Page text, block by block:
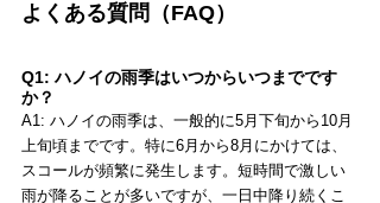
よくある質問（FAQ）
Q1: ハノイの雨季はいつからいつまでです
か？
A1: ハノイの雨季は、一般的に5月下旬から10月
上旬頃までです。特に6月から8月にかけては、
スコールが頻繁に発生します。短時間で激しい
雨が降ることが多いですが、一日中降り続くこ